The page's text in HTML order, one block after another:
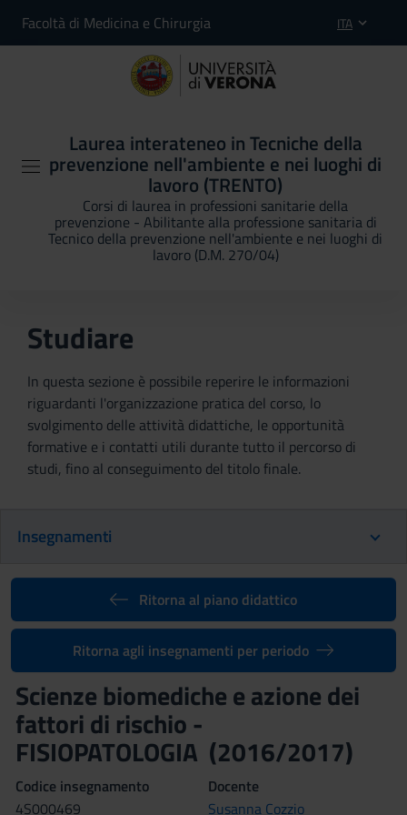
Facoltà di Medicina e Chirurgia ITA
Laurea interateneo in Tecniche della
prevenzione nell'ambiente e nei luoghi di
lavoro (TRENTO)
Corsi di laurea in professioni sanitarie della
prevenzione - Abilitante alla professione sanitaria di
Tecnico della prevenzione nell'ambiente e nei luoghi di
lavoro (D.M. 270/04)
Studiare
In questa sezione è possibile reperire le informazioni
riguardanti l'organizzazione pratica del corso, lo
svolgimento delle attività didattiche, le opportunità
formative e i contatti utili durante tutto il percorso di
studi, fino al conseguimento del titolo finale.
Insegnamenti
Ritorna al piano didattico
Ritorna agli insegnamenti per periodo
Scienze biomediche e azione dei
fattori di rischio -
FISIOPATOLOGIA (2016/2017)
Codice insegnamento
4S000469
Docente
Susanna Cozzio